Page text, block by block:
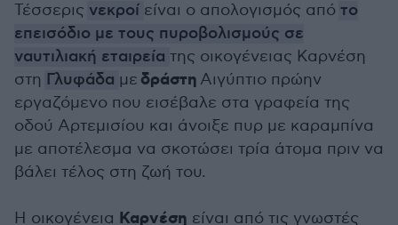
Τέσσερις νεκροί είναι ο απολογισμός από το
επεισόδιο με τους πυροβολισμούς σε
ναυτιλιακή εταιρεία της οικογένειας Καρνέση
στη Γλυφάδα με δράστη Αιγύπτιο πρώην
εργαζόμενο που εισέβαλε στα γραφεία της
οδού Αρτεμισίου και άνοιξε πυρ με καραμπίνα
με αποτέλεσμα να σκοτώσει τρία άτομα πριν να
βάλει τέλος στη ζωή του.
Η οικογένεια Καρνέση είναι από τις γνωστές